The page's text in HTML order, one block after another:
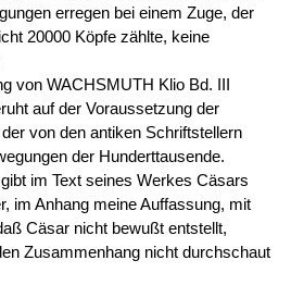
erregen bei einem Zuge, der
20000 Köpfe zählte, keine
von WACHSMUTH Klio Bd. III
auf der Voraussetzung der
von den antiken Schriftstellern
der Hunderttausende.
im Text seines Werkes Cäsars
im Anhang meine Auffassung, mit
Cäsar nicht bewußt entstellt,
Zusammenhang nicht durchschaut